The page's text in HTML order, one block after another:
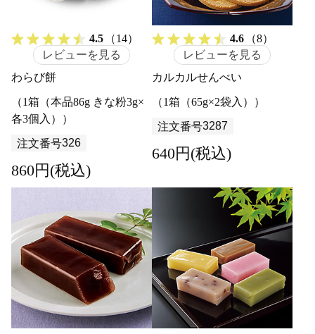
4.5
（14）
レビューを見る
わらび餅
（1箱（本品86g きな粉3g×
各3個入））
注文番号326
860円(税込)
4.6
（8）
レビューを見る
カルカルせんべい
（1箱（65g×2袋入））
注文番号3287
640円(税込)